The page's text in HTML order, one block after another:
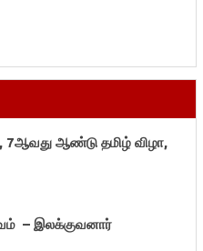
7ஆவது ஆண்டு தமிழ் விழா,
– இலக்குவனார்